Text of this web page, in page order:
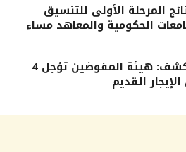
المرحلة الأولى للتنسيق
الحكومية والمعاهد مساء
الحقوقية هبة عرابي تكشف: هيئة المفوضين تؤجل 4
القديم